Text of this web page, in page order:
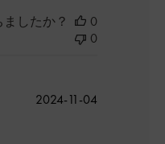
したか？
0
0
公
2024-11-04